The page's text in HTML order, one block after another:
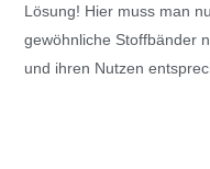
Lösung! Hier muss man
gewöhnliche Stoffbänder
und ihren Nutzen